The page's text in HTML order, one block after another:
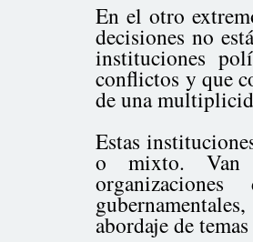
En el otro
decisiones no
instituciones
conflictos y que
de una
Estas
o mixto. Van
abordaje de